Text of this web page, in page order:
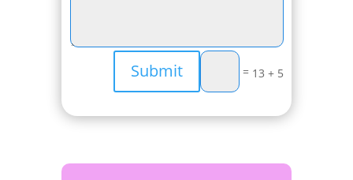
5 + 13
=
Submit